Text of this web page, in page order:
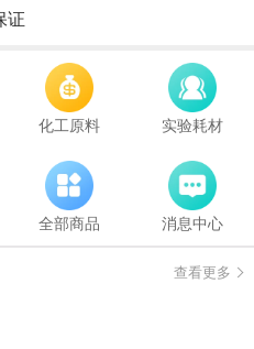
证
化工原料 实验耗材
全部商品 消息中心
查看更多